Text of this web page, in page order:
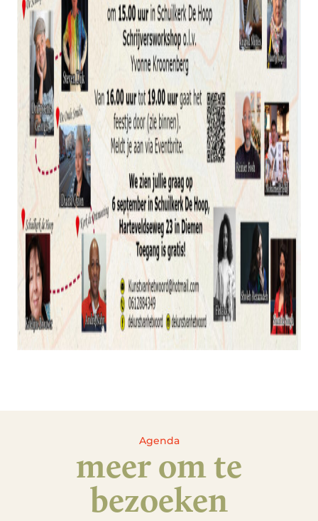
Agenda
meer om te
bezoeken